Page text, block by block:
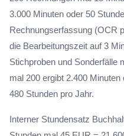
3.000 Minuten oder 50
Rechnungserfassung (OCR
die Bearbeitungszeit auf 3
Stichproben und Sonderfälle
mal 200 ergibt 2.400
480 Stunden pro Jahr.
Interner Stundensatz